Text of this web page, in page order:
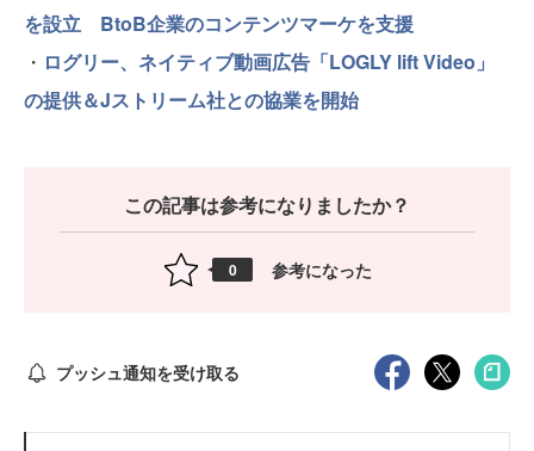
を設立 BtoB企業のコンテンツマーケを支援
・ ログリー、ネイティブ動画広告「LOGLY lift Video」
の提供＆Jストリーム社との協業を開始
この記事は参考になりましたか？
0 参考になった
プッシュ通知を受け取る